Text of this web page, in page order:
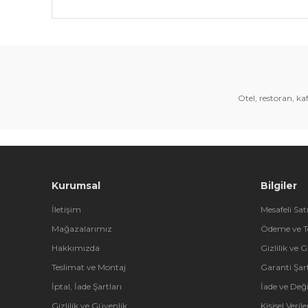
Bu ürünün fiyat bilgisi, resim, ürün
Ürün bilgilerinde hatalar bulunuyor.
Otel, restoran,
Kurumsal
İletişim
Mağazalarımız
Hakkımızda
Teslimat ve Montaj
İptal, İade Şartları
Gizlilik ve Güvenlik
Bilgiler
Mesafeli
Ödeme ve
Gizlilik ve
Garanti
İade ve
Kişisel